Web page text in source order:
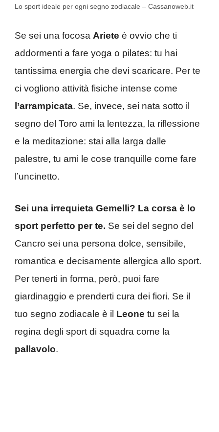
Lo sport ideale per ogni segno zodiacale – Cassanoweb.it
Se sei una focosa Ariete è ovvio che ti
addormenti a fare yoga o pilates: tu hai
tantissima energia che devi scaricare. Per te
ci vogliono attività fisiche intense come
l’arrampicata. Se, invece, sei nata sotto il
segno del Toro ami la lentezza, la riflessione
e la meditazione: stai alla larga dalle
palestre, tu ami le cose tranquille come fare
l’uncinetto.
Sei una irrequieta Gemelli? La corsa è lo
sport perfetto per te. Se sei del segno del
Cancro sei una persona dolce, sensibile,
romantica e decisamente allergica allo sport.
Per tenerti in forma, però, puoi fare
giardinaggio e prenderti cura dei fiori. Se il
tuo segno zodiacale è il Leone tu sei la
regina degli sport di squadra come la
pallavolo.